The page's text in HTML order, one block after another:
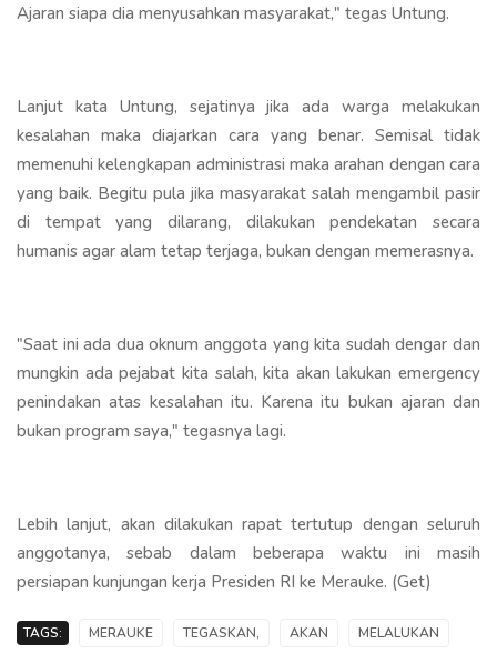
Ajaran siapa dia menyusahkan masyarakat," tegas Untung.
Lanjut kata Untung, sejatinya jika ada warga melakukan
kesalahan maka diajarkan cara yang benar. Semisal tidak
memenuhi kelengkapan administrasi maka arahan dengan cara
yang baik. Begitu pula jika masyarakat salah mengambil pasir
di tempat yang dilarang, dilakukan pendekatan secara
humanis agar alam tetap terjaga, bukan dengan memerasnya.
"Saat ini ada dua oknum anggota yang kita sudah dengar dan
mungkin ada pejabat kita salah, kita akan lakukan emergency
penindakan atas kesalahan itu. Karena itu bukan ajaran dan
bukan program saya," tegasnya lagi.
Lebih lanjut, akan dilakukan rapat tertutup dengan seluruh
anggotanya, sebab dalam beberapa waktu ini masih
persiapan kunjungan kerja Presiden RI ke Merauke. (Get)
TAGS: MERAUKE TEGASKAN, AKAN
MELALUKAN